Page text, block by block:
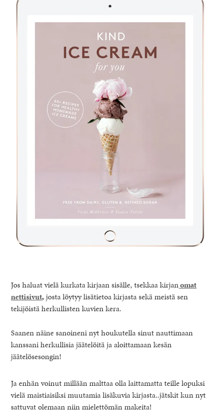
Jos haluat vielä kurkata kirjaan sisälle, tsekkaa kirjanomat
nettisivut,josta löytyy lisätietoa kirjasta sekä meistä sen
tekijöistä herkullisten kuvien kera.
Saanen näine sanoineni nyt houkutella sinut nauttimaan
kanssani herkullisia jäätelöitä ja aloittamaan kesän
jäätelösesongin!
Ja enhän voinut millään malttaa olla laittamatta teille lopuksi
vielä maistiaisiksi muutamia lisäkuvia kirjasta..jätskit kun nyt
sattuvat olemaan niin mielettömän makeita!